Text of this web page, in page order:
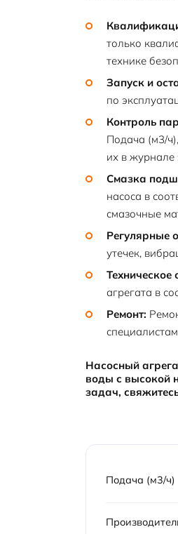
только
технике
Запуск и
по
Контроль
Подача (м3/
их в журнале
Смазка
насоса в
смазочные
Регулярные
утечек,
Техническое
агрегата в
Ремонт:
Насосный
воды с высокой
задач,
Подача (м3/ч)